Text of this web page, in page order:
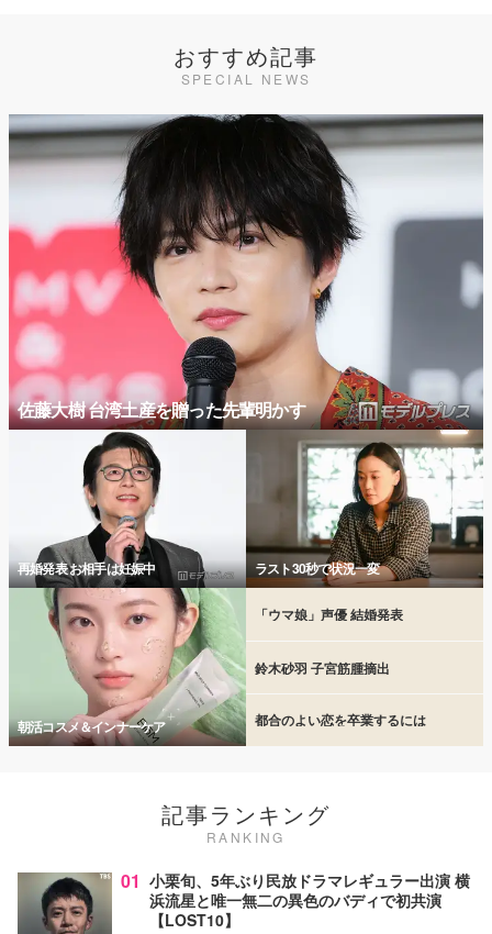
おすすめ記事
SPECIAL NEWS
佐藤大樹 台湾土産を贈った先輩明かす
再婚発表 お相手は妊娠中 ラスト30秒で状況一変
朝活コスメ＆インナーケア
「ウマ娘」声優 結婚発表
鈴木砂羽 子宮筋腫摘出
都合のよい恋を卒業するには
記事ランキング
RANKING
01 小栗旬、5年ぶり民放ドラマレギュラー出演 横
浜流星と唯一無二の異色のバディで初共演
【LOST10】